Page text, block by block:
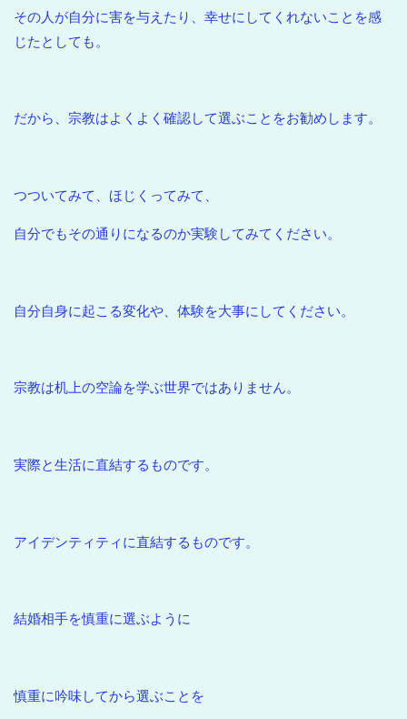
その人が自分に害を与えたり、幸せにしてくれないことを感
じたとしても。
だから、宗教はよくよく確認して選ぶことをお勧めします。
つついてみて、ほじくってみて、
自分でもその通りになるのか実験してみてください。
自分自身に起こる変化や、体験を大事にしてください。
宗教は机上の空論を学ぶ世界ではありません。
実際と生活に直結するものです。
アイデンティティに直結するものです。
結婚相手を慎重に選ぶように
慎重に吟味してから選ぶことを